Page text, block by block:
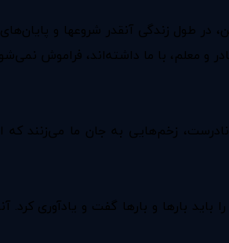
زندگی آنقدر شروعها و
معلم، با ما داشته‌اند، فراموش
زخم‌هایی به جان ما می‌زنند که
بارها و بارها گفت و یادآوری کرد.